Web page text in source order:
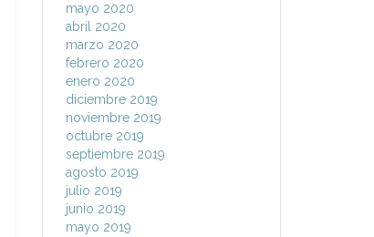
mayo 2020
abril 2020
marzo 2020
febrero 2020
enero 2020
diciembre 2019
noviembre 2019
octubre 2019
septiembre 2019
agosto 2019
julio 2019
junio 2019
mayo 2019